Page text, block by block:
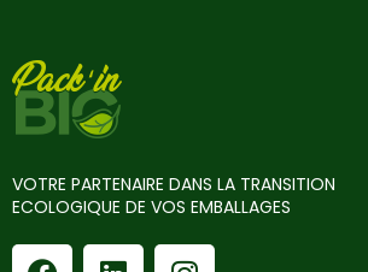
VOTRE PARTENAIRE DANS LA TRANSITION
ECOLOGIQUE DE VOS EMBALLAGES